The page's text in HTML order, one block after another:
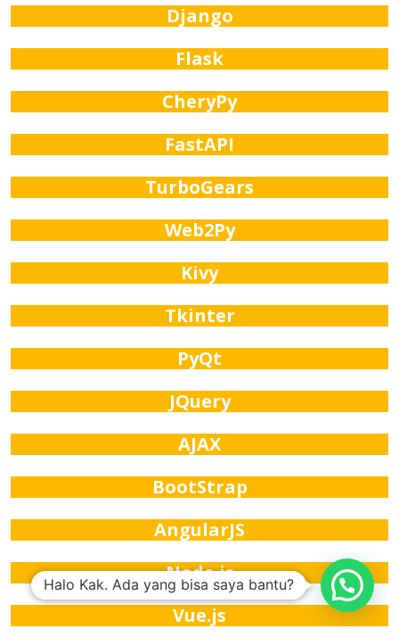
Django
Flask
CheryPy
FastAPI
TurboGears
Web2Py
Kivy
Tkinter
PyQt
JQuery
AJAX
BootStrap
AngularJS
Node.js
Vue.js
Halo Kak. Ada yang bisa saya bantu?